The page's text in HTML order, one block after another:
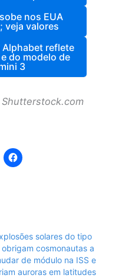
nos EUA
veja valores
reflete
do modelo de
3
solares do tipo
obrigam cosmonautas a
de módulo na ISS e
auroras em latitudes